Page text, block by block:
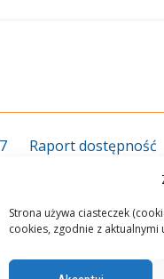
Strona używa ciasteczek
cookies, zgodnie z
Raport dostępność
2027 Kierunki
Dyrekcja
Egzamin zawodowy
Lokalizacja i